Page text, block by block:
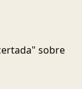
sobre